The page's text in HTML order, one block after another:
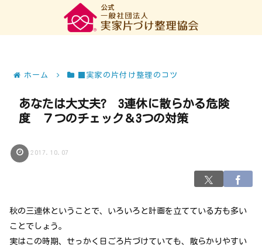
ホーム ■実家の片付け整理のコツ
あなたは大丈夫? 3連休に散らかる危険
度 ７つのチェック＆3つの対策
2017.10.07
秋の三連休ということで、いろいろと計画を立てている方も多い
ことでしょう。
実はこの時期、せっかく日ごろ片づけていても、散らかりやすい